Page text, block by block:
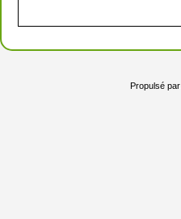
Propulsé par